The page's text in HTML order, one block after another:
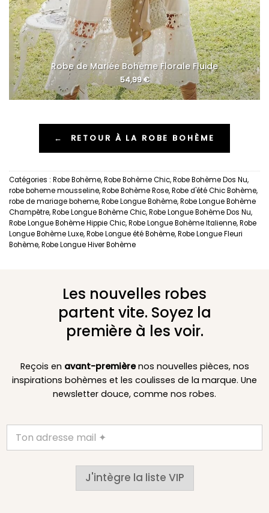
Robe de Mariée Bohème Florale Fluide
54,99€
← RETOUR À LA ROBE BOHÈME
Catégories : Robe Bohème,Robe Bohème Chic,Robe Bohème Dos Nu,
robe boheme mousseline,Robe Bohème Rose,Robe d'été Chic Bohème,
robe de mariage boheme,Robe Longue Bohème,Robe Longue Bohème
Champêtre,Robe Longue Bohème Chic,Robe Longue Bohème Dos Nu,
Robe Longue Bohème Hippie Chic,Robe Longue Bohème Italienne,Robe
Longue Bohème Luxe,Robe Longue été Bohème,Robe Longue Fleuri
Bohème,Robe Longue Hiver Bohème
Les nouvelles robes
partent vite. Soyez la
première à les voir.
Reçois en avant-premièrenos nouvelles pièces, nos
inspirations bohèmes et les coulisses de la marque. Une
newsletter douce, comme nos robes.
J'intègre la liste VIP